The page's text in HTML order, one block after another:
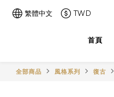
繁體中文 TWD
首頁
全部商品 風格系列 復古